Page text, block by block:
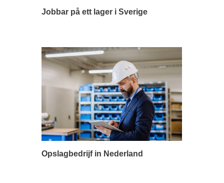
Jobbar på ett lager i Sverige
Opslagbedrijf in Nederland